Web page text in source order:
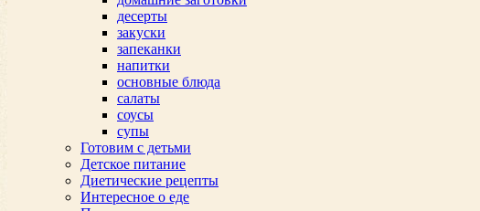
десерты
закуски
запеканки
напитки
основные блюда
салаты
соусы
супы
Готовим с детьми
Детское питание
Диетические рецепты
Интересное о еде